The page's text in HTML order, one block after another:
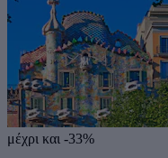
μέχρι και -33%